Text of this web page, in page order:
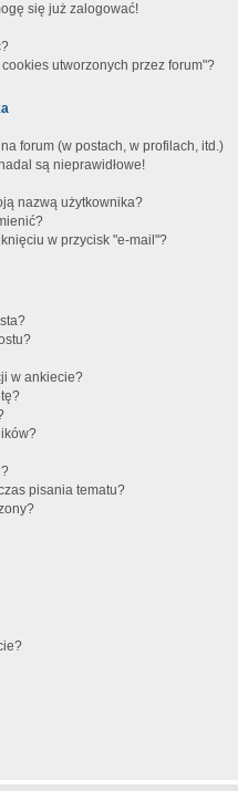
się już zalogować!
utworzonych przez forum"?
forum (w postach, w profilach, itd.)
są nieprawidłowe!
nazwą użytkownika?
w przycisk "e-mail"?
w ankiecie?
pisania tematu?